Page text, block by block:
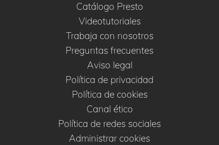
Catálogo Presto
Videotutoriales
Trabaja con nosotros
Preguntas frecuentes
Aviso legal
Política de privacidad
Política de cookies
Canal ético
Política de redes sociales
Administrar cookies